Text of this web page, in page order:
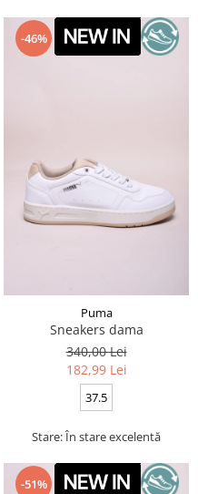
-46%
Puma
Sneakers dama
340,00 Lei
182,99 Lei
37.5
Stare: În stare excelentă
-51%